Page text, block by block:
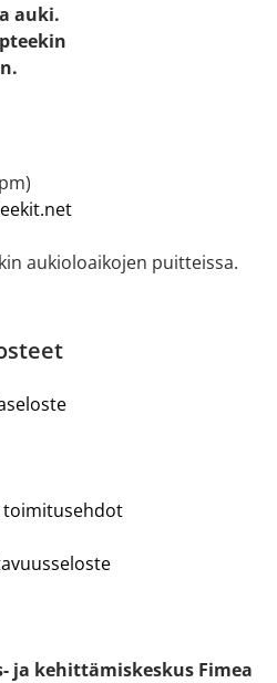
auki.
aukioloaikojen puitteissa.
toimitusehdot
ja kehittämiskeskus Fimea